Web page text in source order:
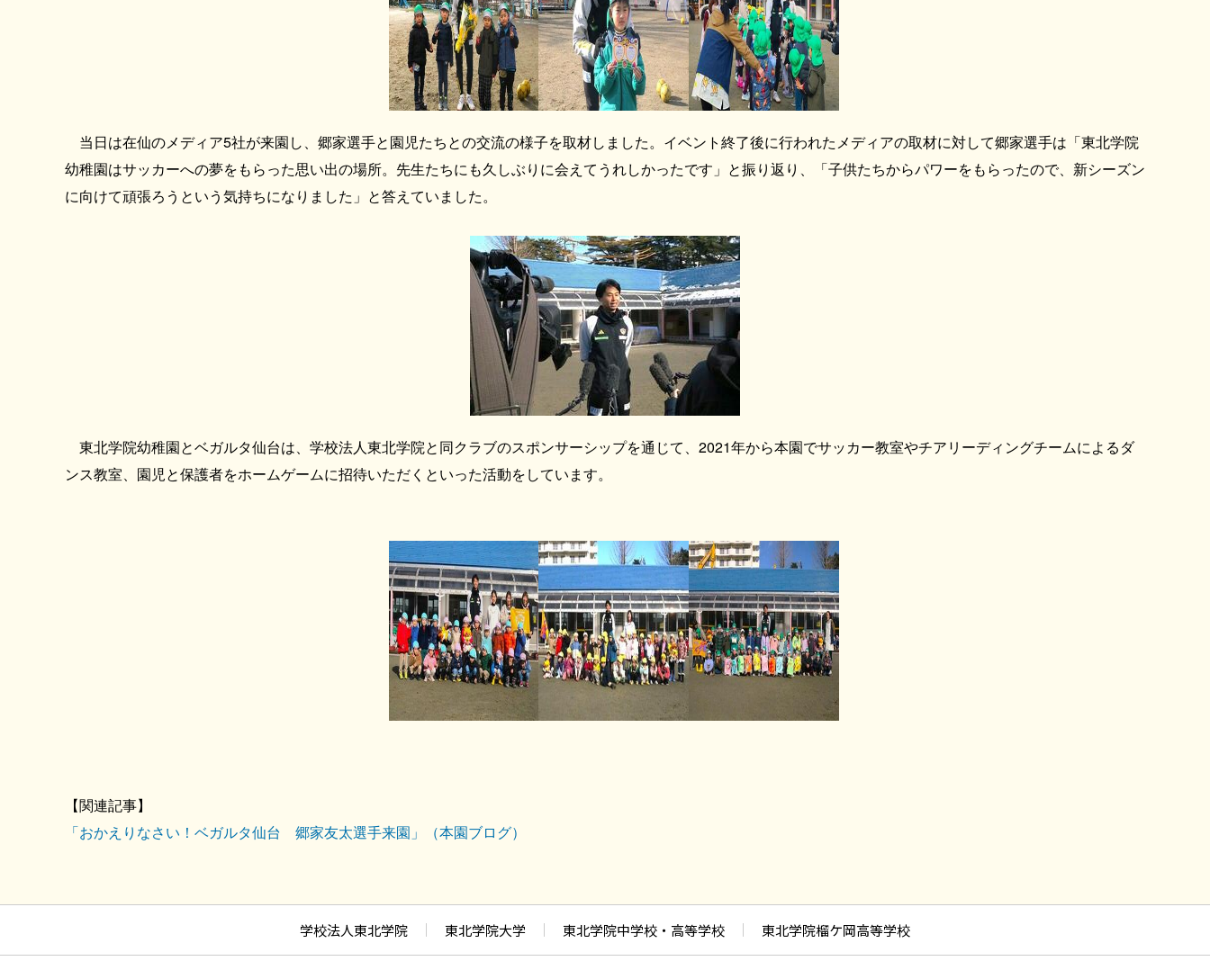
当日は在仙のメディア5社が来園し、郷家選手と園児たちとの交流の様子を取材しました。イベント終了後に行われたメディアの取材に対して郷家選手は「東北学院
幼稚園はサッカーへの夢をもらった思い出の場所。先生たちにも久しぶりに会えてうれしかったです」と振り返り、「子供たちからパワーをもらったので、新シーズン
に向けて頑張ろうという気持ちになりました」と答えていました。
東北学院幼稚園とベガルタ仙台は、学校法人東北学院と同クラブのスポンサーシップを通じて、2021年から本園でサッカー教室やチアリーディングチームによるダ
ンス教室、園児と保護者をホームゲームに招待いただくといった活動をしています。
【関連記事】
「おかえりなさい！ベガルタ仙台 郷家友太選手来園」（本園ブログ）
学校法人東北学院 東北学院大学 東北学院中学校・高等学校 東北学院榴ケ岡高等学校